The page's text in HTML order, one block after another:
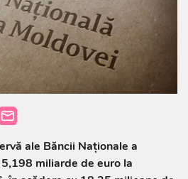
ale Băncii Naționale a
miliarde de euro la